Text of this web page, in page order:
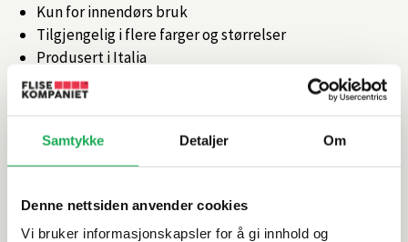
Samtykke Detaljer Om
Denne nettsiden anvender cookies
Vi bruker informasjonskapsler for å gi innhold og
Kun for innendørs bruk
Tilgjengelig i flere farger og størrelser
Produsert i Italia
Artikkelnr.101473201
Produktinformasjon
Spesifikasjoner